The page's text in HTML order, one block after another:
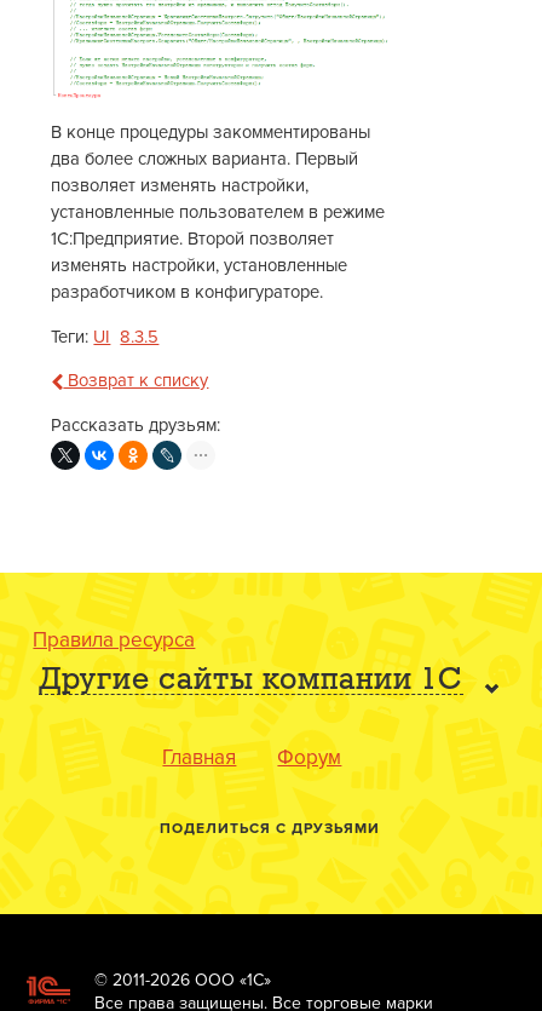
В конце процедуры закомментированы
два более сложных варианта. Первый
позволяет изменять настройки,
установленные пользователем в режиме
1С:Предприятие. Второй позволяет
изменять настройки, установленные
разработчиком в конфигураторе.
Теги: UI 8.3.5
Возврат к списку
Рассказать друзьям:
Правила ресурса
Другие сайты компании 1С
Главная Форум
ПОДЕЛИТЬСЯ С ДРУЗЬЯМИ
© 2011-2026 ООО «1С»
Все права защищены. Все торговые марки